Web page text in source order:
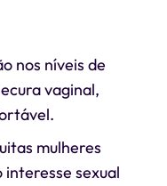
nos níveis de
vaginal,
mulheres
interesse sexual